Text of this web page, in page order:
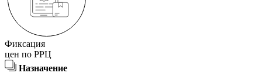
Фиксация
цен по РРЦ
Назначение